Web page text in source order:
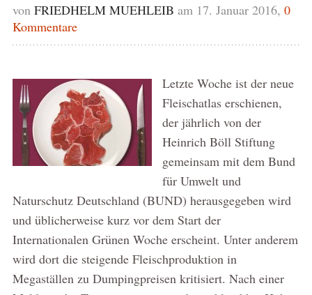
von FRIEDHELM MUEHLEIB am 17. Januar 2016, 0
Kommentare
Letzte Woche ist der neue
Fleischatlas erschienen,
der jährlich von der
Heinrich Böll Stiftung
gemeinsam mit dem Bund
für Umwelt und
Naturschutz Deutschland (BUND) herausgegeben wird
und üblicherweise kurz vor dem Start der
Internationalen Grünen Woche erscheint. Unter anderem
wird dort die steigende Fleischproduktion in
Megaställen zu Dumpingpreisen kritisiert. Nach einer